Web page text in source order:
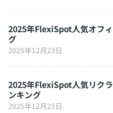
2025年FlexiSpot人気オフ
グ
2025年12月23日
2025年FlexiSpot人気リク
ンキング
2025年12月25日